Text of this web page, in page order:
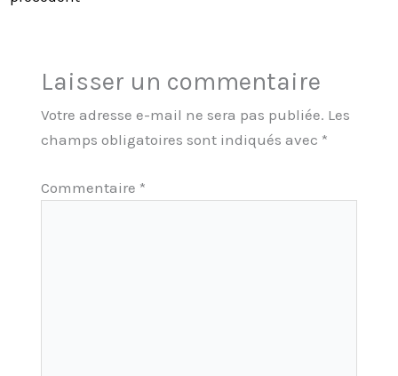
Laisser un commentaire
Votre adresse e-mail ne sera pas publiée. Les
champs obligatoires sont indiqués avec *
Commentaire *